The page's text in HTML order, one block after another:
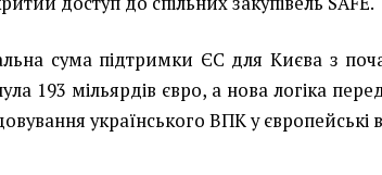
сума підтримки ЄС для Києва з
193 мільярдів євро, а нова логіка
українського ВПК у